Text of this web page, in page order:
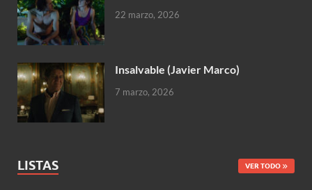
22 marzo, 2026
Insalvable (Javier Marco)
7 marzo, 2026
LISTAS VER TODO